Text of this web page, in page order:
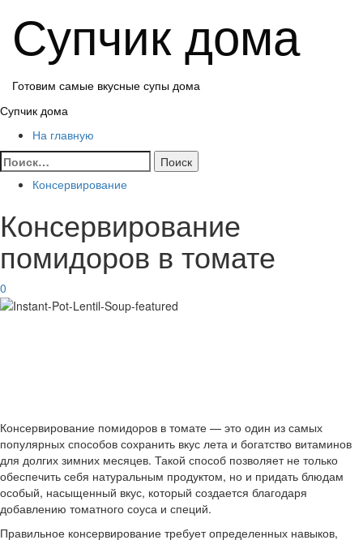
содержимому
Супчик дома
Готовим самые вкусные супы дома
Основное
Супчик дома
На главную
Найти:
Консервирование
Консервирование
помидоров в томате
0
Консервирование помидоров в томате — это один из самых
популярных способов сохранить вкус лета и богатство витаминов
для долгих зимних месяцев. Такой способ позволяет не только
обеспечить себя натуральным продуктом, но и придать блюдам
особый, насыщенный вкус, который создается благодаря
добавлению томатного соуса и специй.
Правильное консервирование требует определенных навыков,